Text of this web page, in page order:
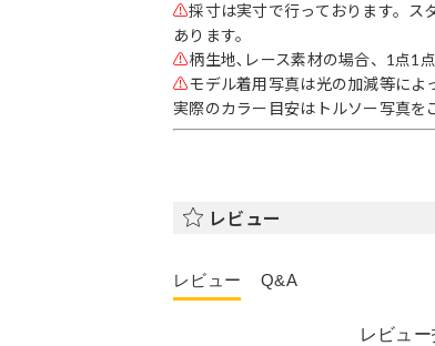
⚠採寸は実寸で行っております。ス
あります。
⚠柄生地､レース素材の場合、1点1
⚠モデル着用写真は光の加減等によ
実際のカラー目安はトルソー写真を
レビュー
レビュー Q&A
レビュ